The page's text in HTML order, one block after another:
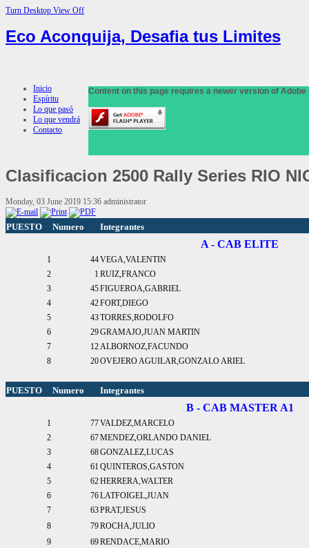
Turn Desktop View Off
Eco Aconquija, Desafia tus Limites
Inicio
Espíritu
Lo que pasó
Lo que vendrá
Contacto
Content on this page requires a newer version of Adobe
Clasificacion 2500 Rally Series RIO
Monday, 03 June 2019 15:36 administrator
PUESTO Numero Integrantes
A - CAB ELITE
1 44VEGA,VALENTIN
2
1 RUIZ,FRANCO
3
45FIGUEROA,GABRIEL
4
42FORT,DIEGO
5
43TORRES,RODOLFO
6
29GRAMAJO,JUAN MARTIN
7
12ALBORNOZ,FACUNDO
8
20OVEJERO AGUILAR,GONZALO ARIEL
PUESTO Numero Integrantes
B - CAB MASTER A1
1 77VALDEZ,MARCELO
2
67MENDEZ,ORLANDO DANIEL
3
68GONZALEZ,LUCAS
4
61 QUINTEROS,GASTON
5
62HERRERA,WALTER
6
76LATFOIGEL,JUAN
7
63PRAT,JESUS
8
79ROCHA,JULIO
9
69RENDACE,MARIO